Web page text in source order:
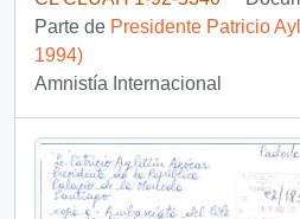
Parte de Presidente Patricio
1994)
Amnistía Internacional